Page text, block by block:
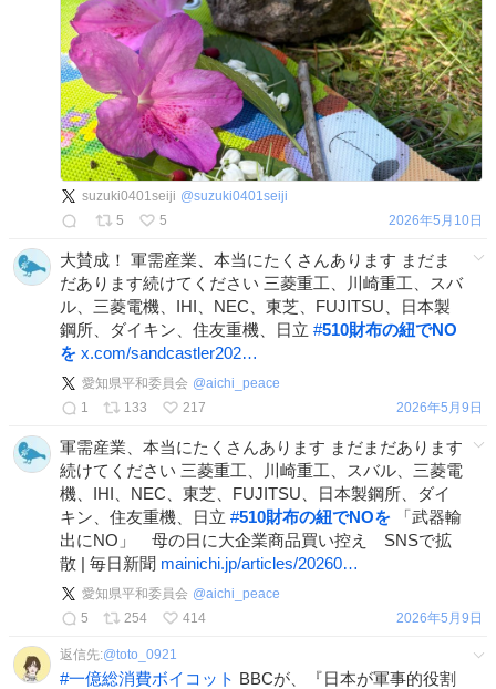
suzuki0401seiji @suzuki0401seiji
5
5 2026年5月10日
大賛成！ 軍需産業、本当にたくさんあります まだま
だあります続けてください 三菱重工、川崎重工、スバ
ル、三菱電機、IHI、NEC、東芝、FUJITSU、日本製
鋼所、ダイキン、住友重機、日立 #510財布の紐でNO
を x.com/sandcastler202…
愛知県平和委員会 @aichi_peace
1
133 217 2026年5月9日
軍需産業、本当にたくさんあります まだまだあります
続けてください 三菱重工、川崎重工、スバル、三菱電
機、IHI、NEC、東芝、FUJITSU、日本製鋼所、ダイ
キン、住友重機、日立 #510財布の紐でNOを 「武器輸
出にNO」 母の日に大企業商品買い控え SNSで拡
散 | 毎日新聞 mainichi.jp/articles/20260…
愛知県平和委員会 @aichi_peace
5
254 414 2026年5月9日
返信先:@toto_0921
#一億総消費ボイコット BBCが、『日本が軍事的役割